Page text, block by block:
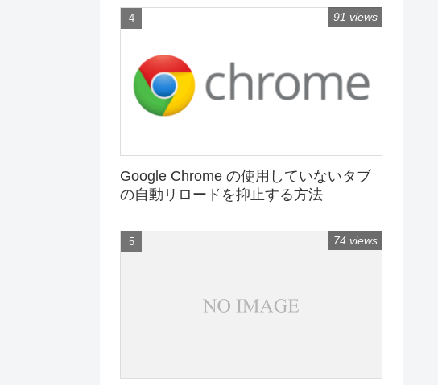
Google Chrome の使用していないタブ
の自動リロードを抑止する方法
91 views
74 views